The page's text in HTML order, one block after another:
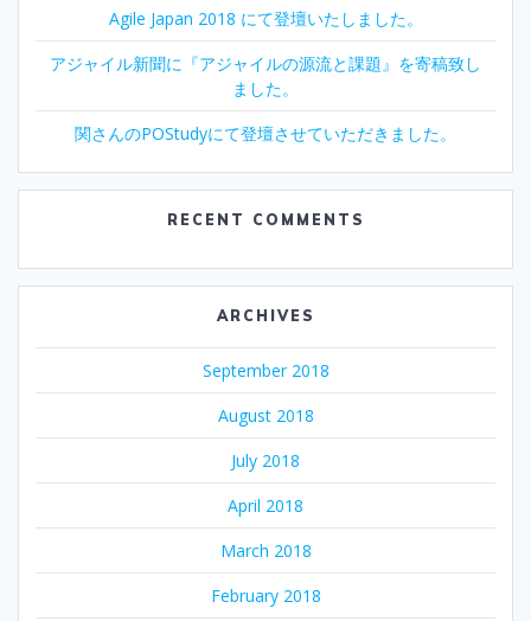
Agile Japan 2018 にて登壇いたしました。
アジャイル新聞に『アジャイルの源流と課題』を寄稿致し
ました。
関さんのPOStudyにて登壇させていただきました。
RECENT COMMENTS
ARCHIVES
September 2018
August 2018
July 2018
April 2018
March 2018
February 2018